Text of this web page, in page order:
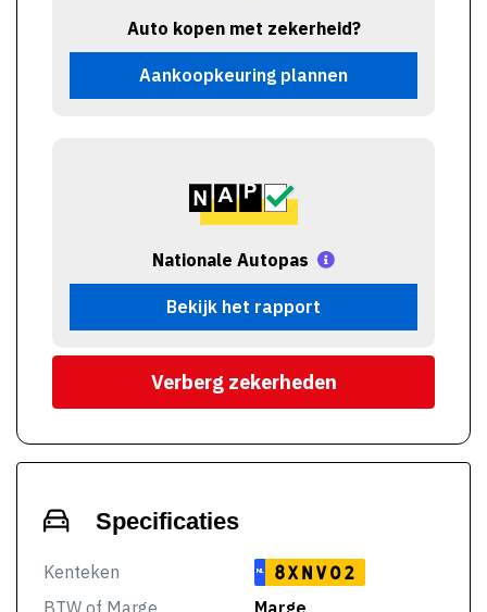
Auto kopen met zekerheid?
Aankoopkeuring plannen
Nationale Autopas
Bekijk het rapport
Verberg zekerheden
Specificaties
Kenteken NL
8XNV02